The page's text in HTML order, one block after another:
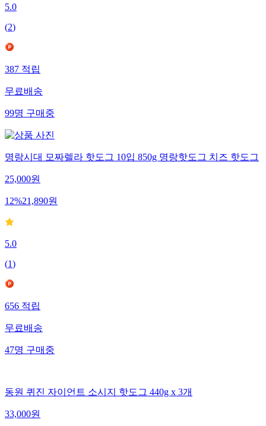
5.0
(2)
387적립
무료배송
99명구매중
명랑시대 모짜렐라 핫도그 10입 850g 명랑핫도그 치즈 핫도그
25,000원
12%21,890원
5.0
(1)
656적립
무료배송
47명구매중
동원 퀴진 자이언트 소시지 핫도그 440g x 3개
33,000원